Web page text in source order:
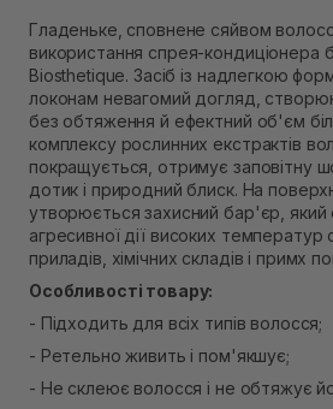
В наявності
Самовивіз м. Рівне, вул. Кулика
Екватор)
В наявності
Гладеньке, сповнене сяйвом
використання спрея-кондиціонера
Biosthetique. Засіб із надлегкою
локонам невагомий догляд,
без обтяження й ефектний об'єм
комплексу рослинних екстрактів
покращується, отримує заповітну
дотик і природний блиск. На
утворюється захисний бар'єр, який
агресивної дії високих температур
приладів, хімічних складів і примх
Особливості товару:
- Підходить для всіх типів волосся;
- Ретельно живить і пом'якшує;
- Не склеює волосся і не обтяжує